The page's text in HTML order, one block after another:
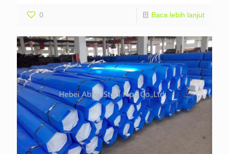
0 Baca lebih lanjut